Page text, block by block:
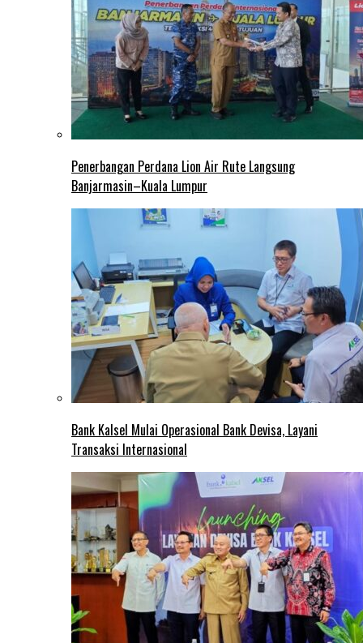
Penerbangan Perdana Lion Air Rute Langsung
Banjarmasin–Kuala Lumpur
Bank Kalsel Mulai Operasional Bank Devisa, Layani
Transaksi Internasional